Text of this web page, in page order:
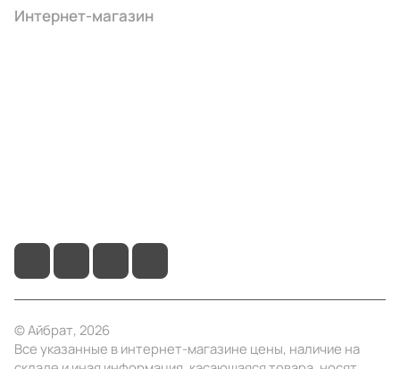
Интернет-магазин
© Айбрат, 2026
Все указанные в интернет-магазине цены, наличие на